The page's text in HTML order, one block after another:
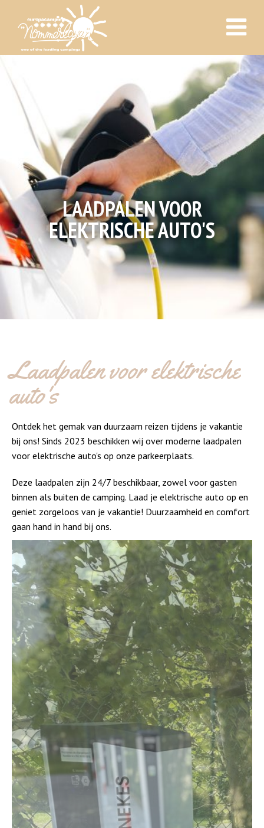
LAADPALEN VOOR
ELEKTRISCHE AUTO'S
Laadpalen voor elektrische
auto's
Ontdek het gemak van duurzaam reizen tijdens je vakantie
bij ons! Sinds 2023 beschikken wij over moderne laadpalen
voor elektrische auto's op onze parkeerplaats.
Deze laadpalen zijn 24/7 beschikbaar, zowel voor gasten
binnen als buiten de camping. Laad je elektrische auto op en
geniet zorgeloos van je vakantie! Duurzaamheid en comfort
gaan hand in hand bij ons.